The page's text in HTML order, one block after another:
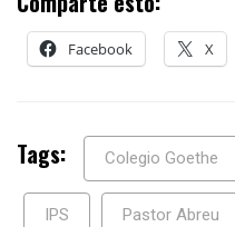
Facebook X
Tags: Colegio Goethe
IPS Pastor Abreu